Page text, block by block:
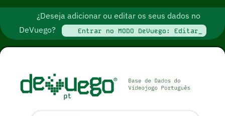
¿Deseja adicionar ou editar os seus dados no
DeVuego?
Entrar no MODO DeVuego: Editar_